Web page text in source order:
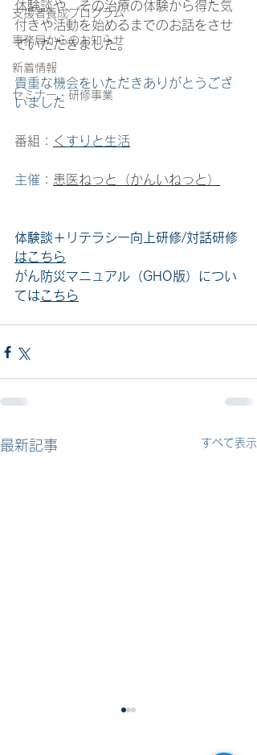
支援者養成プログラム
事務局からのお知らせ
新着情報
セミナー・研修事業
体験談や、その治療の体験から得た気
付きや活動を始めるまでのお話をさせ
ていただきました。
貴重な機会をいただきありがとうござ
いました
番組： く すりと生活
主催： 患医ねっと（かんいねっと）
体験談＋リテラシー向上研修/対話研修
はこちら
がん防災マニュアル（GHO版）につい
てはこちら
最新記事 すべて表示